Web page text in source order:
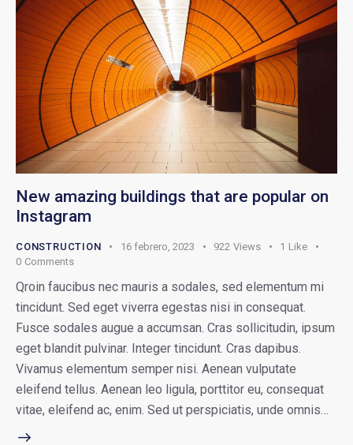
New amazing buildings that are popular on
Instagram
CONSTRUCTION 16 febrero, 2023 922 Views 1 Like
0 Comments
Qroin faucibus nec mauris a sodales, sed elementum mi
tincidunt. Sed eget viverra egestas nisi in consequat.
Fusce sodales augue a accumsan. Cras sollicitudin, ipsum
eget blandit pulvinar. Integer tincidunt. Cras dapibus.
Vivamus elementum semper nisi. Aenean vulputate
eleifend tellus. Aenean leo ligula, porttitor eu, consequat
vitae, eleifend ac, enim. Sed ut perspiciatis, unde omnis…